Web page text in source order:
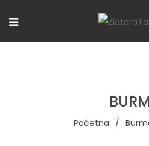
Početna /